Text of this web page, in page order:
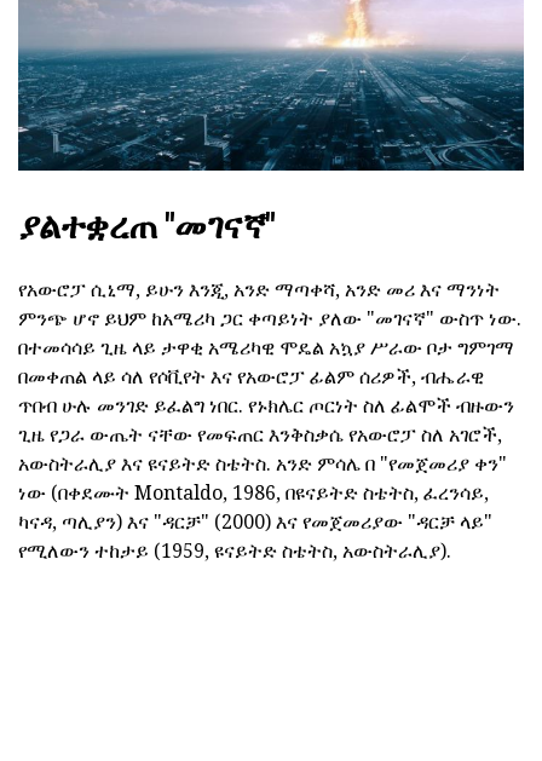
ያልተቋረጠ "መገናኛ"
የአውሮፓ ሲኒማ, ይሁን እንጂ, አንድ ማጣቀሻ, አንድ መሪ እና ማንነት
ምንጭ ሆኖ ይህም ከአሜሪካ ጋር ቀጣይነት ያለው "መገናኛ" ውስጥ ነው.
በተመሳሳይ ጊዜ ላይ ታዋቂ አሜሪካዊ ሞዴል አኳያ ሥራው ቦታ ግምገማ
በመቀጠል ላይ ሳለ የሶቪየት እና የአውሮፓ ፊልም ሰሪዎች, ብሔራዊ
ጥበብ ሁሉ መንገድ ይፈልግ ነበር. የኑክሌር ጦርነት ስለ ፊልሞች ብዙውን
ጊዜ የጋራ ውጤት ናቸው የመፍጠር እንቅስቃሴ የአውሮፓ ስለ አገሮች,
አውስትራሊያ እና ዩናይትድ ስቴትስ. አንድ ምሳሌ በ "የመጀመሪያ ቀን"
ነው (በቀደሙት Montaldo, 1986, በዩናይትድ ስቴትስ, ፈረንሳይ,
ካናዳ, ጣሊያን) እና "ዳርቻ" (2000) እና የመጀመሪያው "ዳርቻ ላይ"
የሚለውን ተከታይ (1959, ዩናይትድ ስቴትስ, አውስትራሊያ).